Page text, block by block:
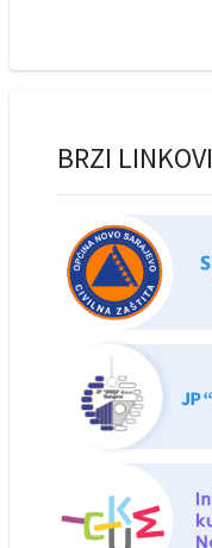
BRZI LINKOVI